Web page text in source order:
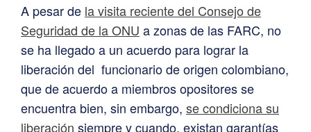
A pesar de la visita reciente del Consejo de
Seguridad de la ONU a zonas de las FARC, no
se ha llegado a un acuerdo para lograr la
liberación del funcionario de origen colombiano,
que de acuerdo a miembros opositores se
encuentra bien, sin embargo, se condiciona su
liberación siempre y cuando, existan garantías